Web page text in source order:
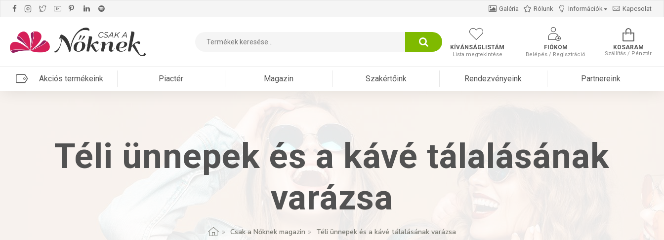
Galéria Rólunk Információk Kapcsolat
KÍVÁNSÁGLISTÁM
Lista megtekintése
FIÓKOM
Belépés / Regisztráció
KOSARAM
Szállítás / Pénztár
Akciós termékeink Piactér Magazin Szakértőink Rendezvényeink Partnereink
Csak a Nőknek magazin Téli ünnepek és a kávé tálalásának varázsa
Téli ünnepek és a kávé tálalásának
varázsa